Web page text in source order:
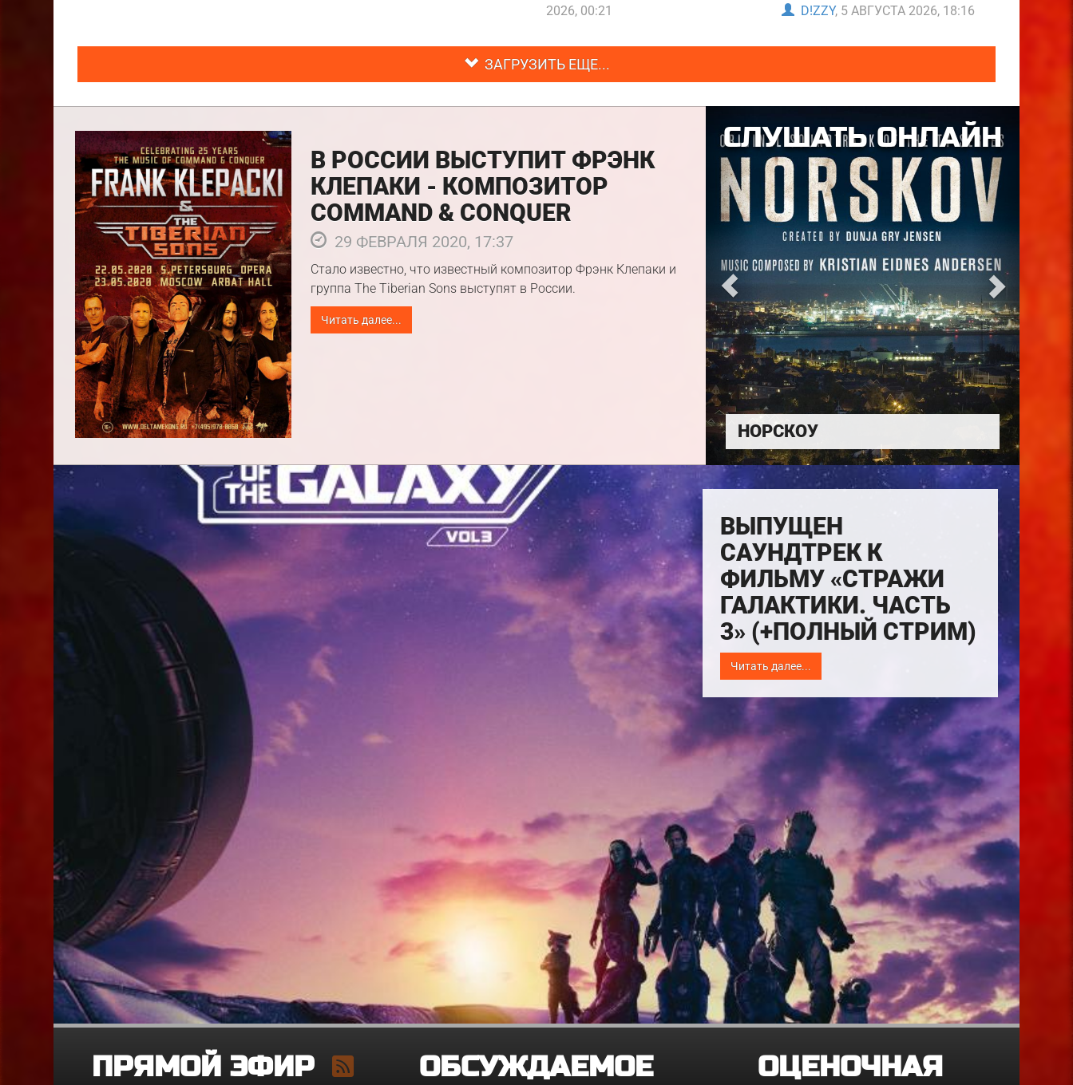
2026, 00:21
D!ZZY, 5 АВГУСТА 2026, 18:16
ЗАГРУЗИТЬ ЕЩЕ...
В РОССИИ ВЫСТУПИТ ФРЭНК
КЛЕПАКИ - КОМПОЗИТОР
COMMAND & CONQUER
29 ФЕВРАЛЯ 2020, 17:37
Стало известно, что известный композитор Фрэнк Клепаки и
группа The Tiberian Sons выступят в России.
Читать далее...
СЛУШАТЬ ОНЛАЙН
НОРСКОУ
ВЫПУЩЕН
САУНДТРЕК К
ФИЛЬМУ «СТРАЖИ
ГАЛАКТИКИ. ЧАСТЬ
3» (+ПОЛНЫЙ СТРИМ)
Читать далее...
ПРЯМОЙ ЭФИР ОБСУЖДАЕМОЕ ОЦЕНОЧНАЯ